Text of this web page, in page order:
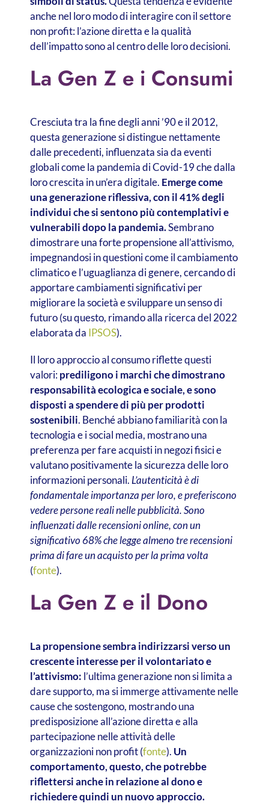
anche nel loro modo di interagire con il settore
non profit: l’azione diretta e la qualità
dell’impatto sono al centro delle loro decisioni.
La Gen Z e i Consumi
Cresciuta tra la fine degli anni ’90 e il 2012,
questa generazione si distingue nettamente
dalle precedenti, influenzata sia da eventi
globali come la pandemia di Covid-19 che dalla
loro crescita in un’era digitale. Emerge come
una generazione riflessiva, con il 41% degli
individui che si sentono più contemplativi e
vulnerabili dopo la pandemia.Sembrano
dimostrare una forte propensione all’attivismo,
impegnandosi in questioni come il cambiamento
climatico e l’uguaglianza di genere, cercando di
apportare cambiamenti significativi per
migliorare la società e sviluppare un senso di
futuro​​​​ (su questo, rimando alla ricerca del 2022
elaborata da IPSOS).
Il loro approccio al consumo riflette questi
valori:prediligono i marchi che dimostrano
responsabilità ecologica e sociale, e sono
disposti a spendere di più per prodotti
sostenibili. Benché abbiano familiarità con la
tecnologia e i social media, mostrano una
preferenza per fare acquisti in negozi fisici e
valutano positivamente la sicurezza delle loro
informazioni personali. L’autenticità è di
fondamentale importanza per loro, e preferiscono
vedere persone reali nelle pubblicità. Sono
influenzati dalle recensioni online, con un
significativo 68% che legge almeno tre recensioni
prima di fare un acquisto per la prima volta
(fonte).
La Gen Z e il Dono
La propensione sembra indirizzarsi verso un
crescente interesse per il volontariato e
l’attivismo: l’ultima generazione non si limita a
dare supporto, ma si immerge attivamente nelle
cause che sostengono, mostrando una
predisposizione all’azione diretta e alla
partecipazione nelle attività delle
organizzazioni non profit (fonte). Un
comportamento, questo, che potrebbe
riflettersi anche in relazione al dono e
richiedere quindi un nuovo approccio.